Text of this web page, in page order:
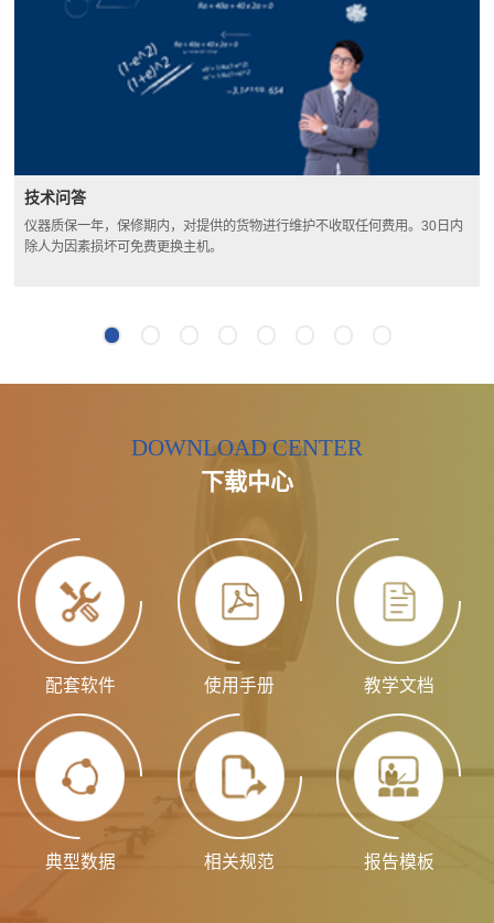
技术问答
仪器质保一年，保修期内，对提供的货物进行维护不收取任何费用。30日内
除人为因素损坏可免费更换主机。
DOWNLOAD CENTER
下载中心
配套软件 使用手册 教学文档
典型数据 相关规范 报告模板